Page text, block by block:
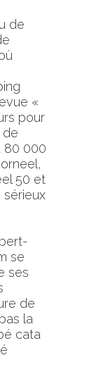
de
«
pour
de
80 000
50 et
sérieux
se
ses
de
la
cata